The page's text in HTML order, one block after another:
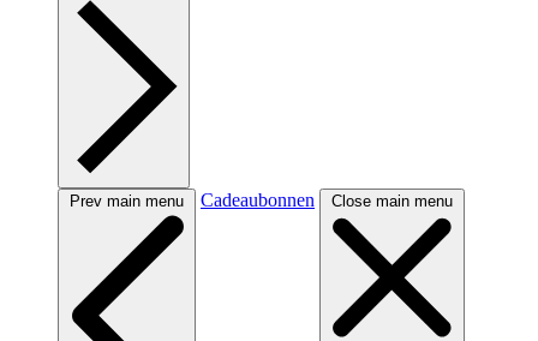
Prev main menu Cadeaubonnen Close main menu